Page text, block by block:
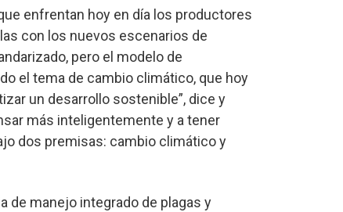
enfrentan hoy en día los productores
con los nuevos escenarios de
pero el modelo de
el tema de cambio climático, que hoy
un desarrollo sostenible”, dice y
más inteligentemente y a tener
dos premisas: cambio climático y
de manejo integrado de plagas y